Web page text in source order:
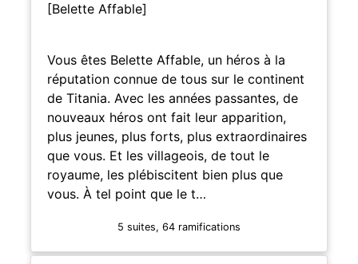
[Belette Affable]
Vous êtes Belette Affable, un héros à la
réputation connue de tous sur le continent
de Titania. Avec les années passantes, de
nouveaux héros ont fait leur apparition,
plus jeunes, plus forts, plus extraordinaires
que vous. Et les villageois, de tout le
royaume, les plébiscitent bien plus que
vous. À tel point que le t…
5 suites, 64 ramifications